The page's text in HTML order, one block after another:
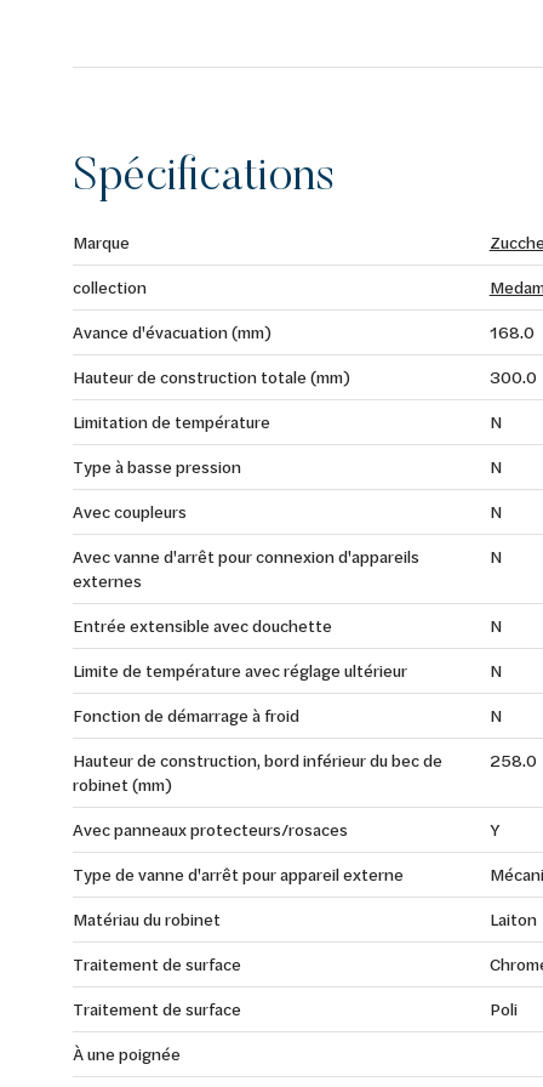
Spécifications
Marque
collection
Avance d'évacuation (mm)
168.0
Hauteur de construction totale (mm)
300.0
Limitation de température
N
Type à basse pression
N
Avec coupleurs
N
Avec vanne d'arrêt pour connexion d'appareils
externes
N
Entrée extensible avec douchette
N
Limite de température avec réglage ultérieur
N
Fonction de démarrage à froid
N
Hauteur de construction, bord inférieur du bec de
robinet (mm)
258.0
Avec panneaux protecteurs/rosaces
Y
Type de vanne d'arrêt pour appareil externe
Matériau du robinet
Laiton
Traitement de surface
Traitement de surface
Poli
À une poignée